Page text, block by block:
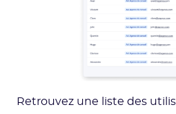
Retrouvez une liste des